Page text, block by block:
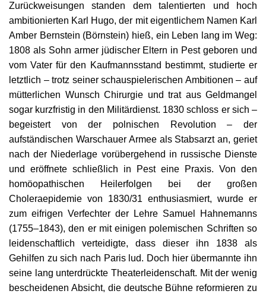
Sport
Presse
Veranstaltungen
Humor
Unser Briefkasten
Galerie
Lasst uns erinnern †
Language
English
Zurückweisungen standen dem talentierten und hoch
ambitionierten Karl Hugo, der mit eigentlichem Namen Karl
Amber Bernstein (Börnstein) hieß, ein Leben lang im Weg:
1808 als Sohn armer jüdischer Eltern in Pest geboren und
vom Vater für den Kaufmannsstand bestimmt, studierte er
letztlich – trotz seiner schauspielerischen Ambitionen – auf
mütterlichen Wunsch Chirurgie und trat aus Geldmangel
sogar kurzfristig in den Militärdienst. 1830 schloss er sich –
begeistert von der polnischen Revolution – der
aufständischen Warschauer Armee als Stabsarzt an, geriet
nach der Niederlage vorübergehend in russische Dienste
und eröffnete schließlich in Pest eine Praxis. Von den
homöopathischen Heilerfolgen bei der großen
Choleraepidemie von 1830/31 enthusiasmiert, wurde er
zum eifrigen Verfechter der Lehre Samuel Hahnemanns
(1755–1843), den er mit einigen polemischen Schriften so
leidenschaftlich verteidigte, dass dieser ihn 1838 als
Gehilfen zu sich nach Paris lud. Doch hier übermannte ihn
seine lang unterdrückte Theaterleidenschaft. Mit der wenig
bescheidenen Absicht, die deutsche Bühne reformieren zu